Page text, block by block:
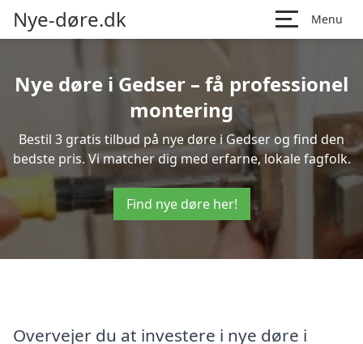
Nye-døre.dk Menu
Nye døre i Gedser – få professionel
montering
Bestil 3 gratis tilbud på nye døre i Gedser og find den
bedste pris. Vi matcher dig med erfarne, lokale fagfolk.
Find nye døre her!
Overvejer du at investere i nye døre i